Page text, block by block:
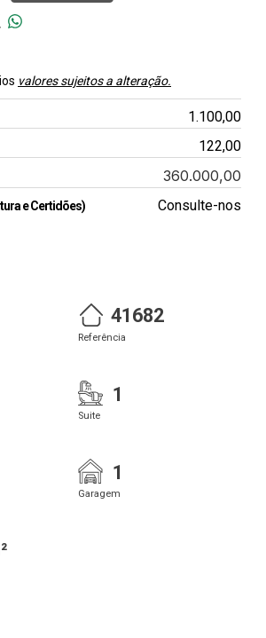
valores sujeitos a alteração.
1.100,00
122,00
360.000,00
e Certidões) Consulte-nos
41682
Referência
1
Suite
1
Garagem